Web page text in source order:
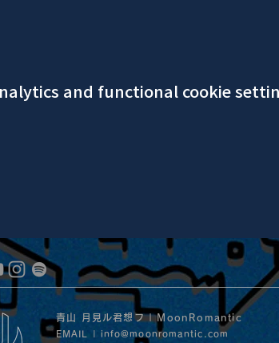
and functional cookie
青山 月見ル君想フ | MoonRomantic
EMAIL | info@moonromantic.com